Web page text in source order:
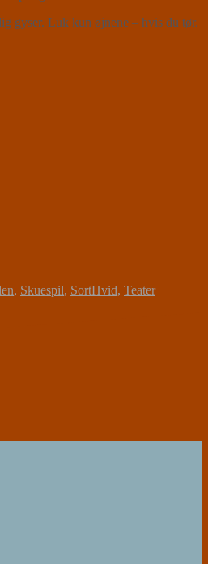
gyser. Luk kun øjnene – hvis du tør.
, Skuespil, SortHvid, Teater